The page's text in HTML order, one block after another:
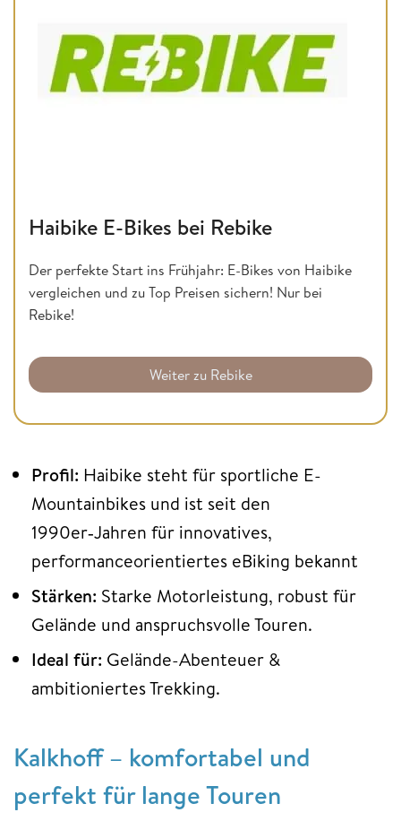
Haibike E-Bikes bei Rebike
Der perfekte Start ins Frühjahr: E-Bikes von Haibike
vergleichen und zu Top Preisen sichern! Nur bei
Rebike!
Weiter zu Rebike
Profil: Haibike steht für sportliche E-
Mountainbikes und ist seit den
1990er‑Jahren für innovatives,
performanceorientiertes eBiking bekannt
Stärken: Starke Motorleistung, robust für
Gelände und anspruchsvolle Touren.
Ideal für: Gelände-Abenteuer &
ambitioniertes Trekking.
Kalkhoff – komfortabel und
perfekt für lange Touren